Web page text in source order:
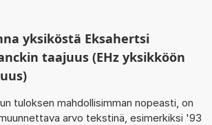
yksiköstä Eksahertsi
taajuus (EHz yksikköön
tuloksen mahdollisimman nopeasti, on
arvo tekstinä, esimerkiksi '93